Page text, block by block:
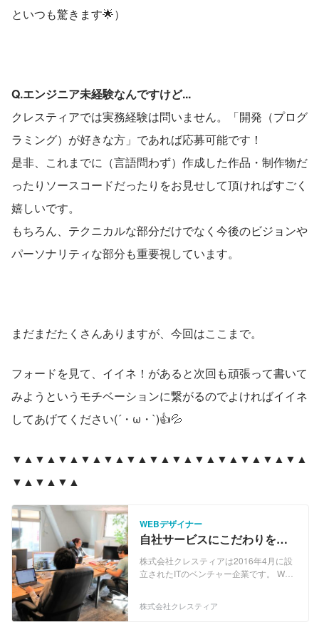
といつも驚きます🌟）
Q.エンジニア未経験なんですけど...
クレスティアでは実務経験は問いません。「開発（プログ
ラミング）が好きな方」であれば応募可能です！
是非、これまでに（言語問わず）作成した作品・制作物だ
ったりソースコードだったりをお見せして頂ければすごく
嬉しいです。
もちろん、テクニカルな部分だけでなく今後のビジョンや
パーソナリティな部分も重要視しています。
まだまだたくさんありますが、今回はここまで。
フォードを見て、イイネ！があると次回も頑張って書いて
みようというモチベーションに繋がるのでよければイイネ
してあげてください(´・ω・`)👍💦
▼▲▼▲▼▲▼▲▼▲▼▲▼▲▼▲▼▲▼▲▼▲▼▲▼▲
▼▲▼▲▼▲
WEBデザイナー
自社サービスにこだわりを持
ってデザインしていきたい
Webデザイナー大募集
株式会社クレスティアは2016年4月に設
立されたITのベンチャー企業です。 WEB
れ、AIを利用した自動システム技術とマ
株式会社クレスティア